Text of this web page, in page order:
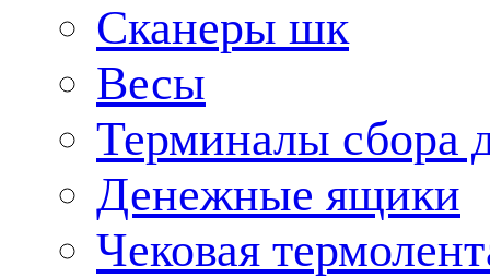
Сканеры шк
Весы
Терминалы сбора
Денежные ящики
Чековая